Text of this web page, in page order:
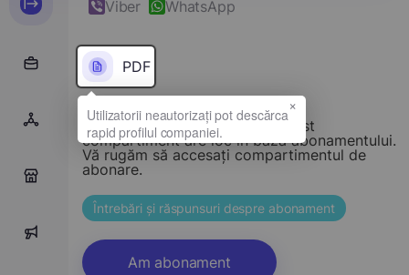
Viber
WhatsApp
PDF
Stimate vizitator, accesul la acest
compartiment are loc în baza abonamentului.
Vă rugăm să accesați compartimentul de
abonare.
Întrebări și răspunsuri despre abonament
Am abonament
×